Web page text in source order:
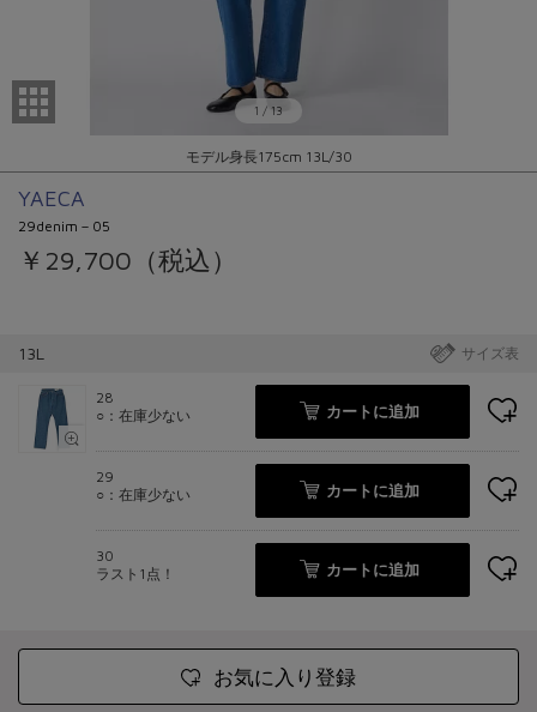
1 / 13
モデル身長175cm 13L/30
YAECA
29denim－05
￥29,700（税込）
サイズ表
13L
28
○：在庫少ない
カートに追加
29
○：在庫少ない
カートに追加
30
ラスト1点！
カートに追加
お気に入り登録